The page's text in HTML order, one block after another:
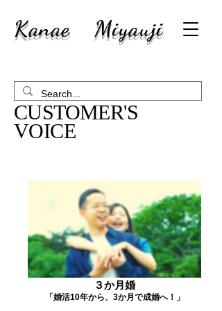
Kanae Miyauji
CUSTOMER'S
​VOICE
３か月婚
「婚活10年から、3か月で成婚へ！」